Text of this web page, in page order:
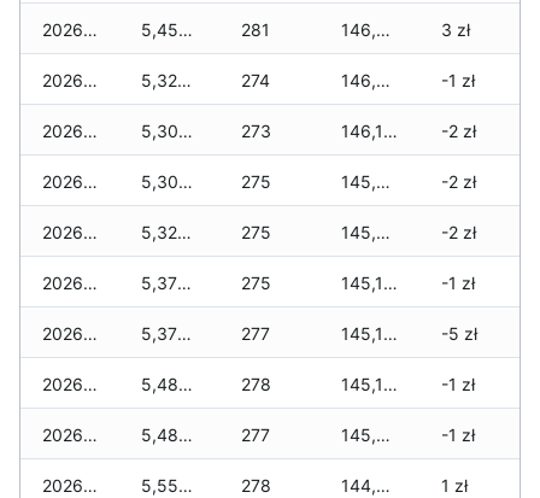
2026-05-06 5,450 zł 281 146,660 zł 3 zł
2026-05-05 5,320 zł 274 146,400 zł -1 zł
2026-05-04 5,300 zł 273 146,180 zł -2 zł
2026-05-03 5,300 zł 275 145,890 zł -2 zł
2026-05-02 5,320 zł 275 145,520 zł -2 zł
2026-05-01 5,370 zł 275 145,180 zł -1 zł
2026-04-30 5,370 zł 277 145,180 zł -5 zł
2026-04-29 5,480 zł 278 145,180 zł -1 zł
2026-04-28 5,480 zł 277 145,060 zł -1 zł
2026-04-27 5,550 zł 278 144,880 zł 1 zł